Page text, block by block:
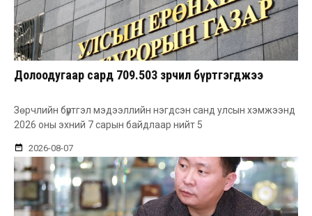
Долоодугаар сард 709.503 зөрчил бүртгэгджээ
Зөрчлийн бүртгэл мэдээллийн нэгдсэн санд улсын хэмжээнд
2026 оны эхний 7 сарын байдлаар нийт 5
2026-08-07